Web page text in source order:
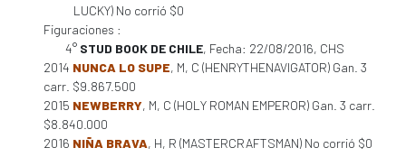
LUCKY) No corrió $0
Figuraciones :
4° STUD BOOK DE CHILE, Fecha: 22/08/2016, CHS
2014 NUNCA LO SUPE, M, C (HENRYTHENAVIGATOR) Gan. 3
carr. $9.867.500
2015 NEWBERRY, M, C (HOLY ROMAN EMPEROR) Gan. 3 carr.
$8.840.000
2016 NIÑA BRAVA, H, R (MASTERCRAFTSMAN) No corrió $0